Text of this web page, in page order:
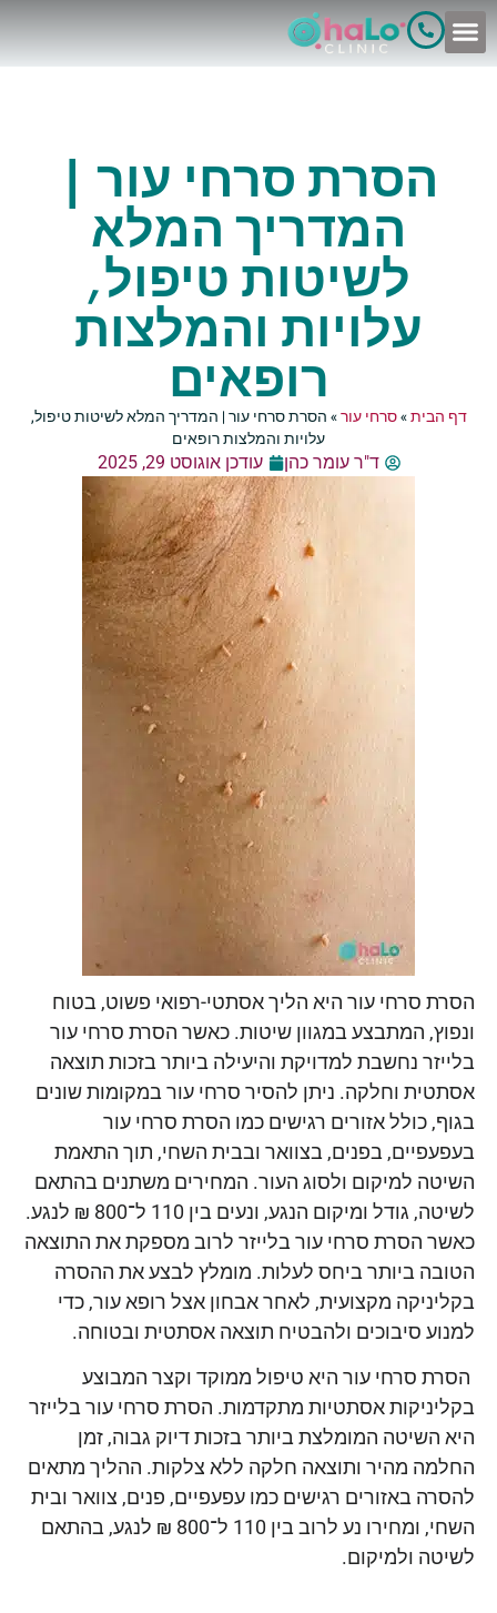
הסרת סרחי עור |
המדריך המלא
לשיטות טיפול,
עלויות והמלצות
רופאים
דף הבית»סרחי עור» הסרת סרחי עור | המדריך המלא לשיטות טיפול,
עלויות והמלצות רופאים
ד"ר עומר כהן עודכן אוגוסט 29, 2025
הסרת סרחי עור היא הליך אסתטי-רפואי פשוט, בטוח
ונפוץ, המתבצע במגוון שיטות. כאשר הסרת סרחי עור
בלייזר נחשבת למדויקת והיעילה ביותר בזכות תוצאה
אסתטית וחלקה. ניתן להסיר סרחי עור במקומות שונים
בגוף, כולל אזורים רגישים כמו הסרת סרחי עור
בעפעפיים, בפנים, בצוואר ובבית השחי, תוך התאמת
השיטה למיקום ולסוג העור. המחירים משתנים בהתאם
לשיטה, גודל ומיקום הנגע, ונעים בין 110 ל־800 ₪ לנגע.
כאשר הסרת סרחי עור בלייזר לרוב מספקת את התוצאה
הטובה ביותר ביחס לעלות. מומלץ לבצע את ההסרה
בקליניקה מקצועית, לאחר אבחון אצל רופא עור, כדי
למנוע סיבוכים ולהבטיח תוצאה אסתטית ובטוחה.
הסרת סרחי עור היא טיפול ממוקד וקצר המבוצע
בקליניקות אסתטיות מתקדמות. הסרת סרחי עור בלייזר
היא השיטה המומלצת ביותר בזכות דיוק גבוה, זמן
החלמה מהיר ותוצאה חלקה ללא צלקות. ההליך מתאים
להסרה באזורים רגישים כמו עפעפיים, פנים, צוואר ובית
השחי, ומחירו נע לרוב בין 110 ל־800 ₪ לנגע, בהתאם
לשיטה ולמיקום.